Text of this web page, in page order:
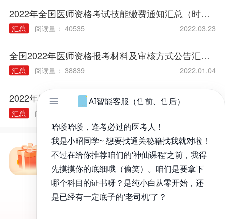
2022年全国医师资格考试技能缴费通知汇总（时间/方式/标准）
汇总 阅读量： 40535 2022.03.23
全国2022年医师资格报考材料及审核方式公告汇总（各考区）
汇总 阅读量： 38839 2022.01.04
2022年医师资格考试报名规定常见问题汇总
汇总 阅读量： 40314
免费备考资料包